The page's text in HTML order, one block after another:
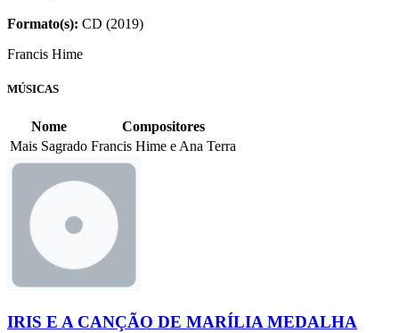
Formato(s): CD (2019)
Francis Hime
MÚSICAS
Nome
Compositores
Mais Sagrado Francis Hime e Ana Terra
IRIS E A CANÇÃO DE MARÍLIA MEDALHA